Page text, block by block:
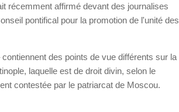
récemment affirmé devant des journalises
pontifical pour la promotion de l'unité des
des points de vue différents sur la
laquelle est de droit divin, selon le
contestée par le patriarcat de Moscou.